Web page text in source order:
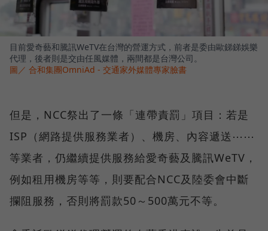
目前愛奇藝和騰訊WeTV在台灣的營運方式，前者是委由歐銻銻娛樂
代理，後者則是交由任風媒體，兩間都是台灣公司。
圖／ 合和集團OmniAd - 交通家外媒體專家臉書
但是，NCC祭出了一條「連帶責罰」項目：若是
ISP（網路提供服務業者）、機房、內容遞送⋯⋯
等業者，仍繼續提供服務給愛奇藝及騰訊WeTV，
例如租用機房等等，則要配合NCC及陸委會中斷
攔阻服務，否則將罰款50～500萬元不等。